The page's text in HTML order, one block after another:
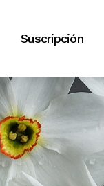
Suscripción